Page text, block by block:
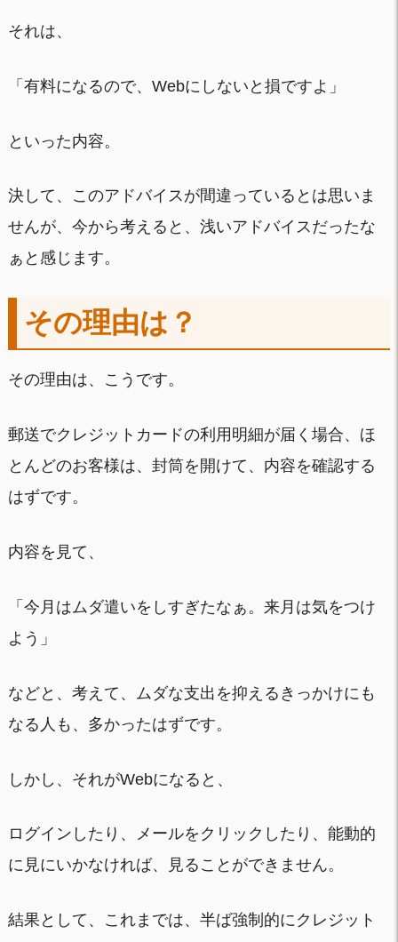
それは、
「有料になるので、Webにしないと損ですよ」
といった内容。
決して、このアドバイスが間違っているとは思いま
せんが、今から考えると、浅いアドバイスだったな
ぁと感じます。
その理由は？
その理由は、こうです。
郵送でクレジットカードの利用明細が届く場合、ほ
とんどのお客様は、封筒を開けて、内容を確認する
はずです。
内容を見て、
「今月はムダ遣いをしすぎたなぁ。来月は気をつけ
よう」
などと、考えて、ムダな支出を抑えるきっかけにも
なる人も、多かったはずです。
しかし、それがWebになると、
ログインしたり、メールをクリックしたり、能動的
に見にいかなければ、見ることができません。
結果として、これまでは、半ば強制的にクレジット